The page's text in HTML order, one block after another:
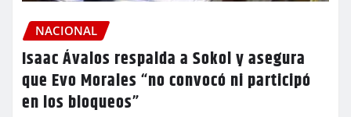
NACIONAL
Isaac Ávalos respalda a Sokol y asegura
que Evo Morales “no convocó ni participó
en los bloqueos”